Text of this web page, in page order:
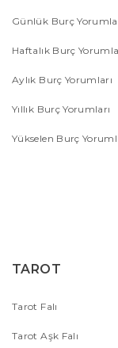
Günlük Burç
Haftalık Burç
Aylık Burç Yorumları
Yıllık Burç Yorumları
Yükselen Burç
TAROT
Tarot Falı
Tarot Aşk Falı